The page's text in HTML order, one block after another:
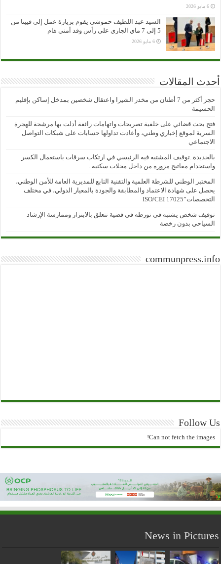
6 مايو 2026
السيد عبد اللطيف حموشي يقوم بزيارة عمل إلى فيينا من
5 إلى 7 ماي الجاري على رأس وفد أمني هام
6 مايو 2026
أحدث المقالات
حجز أكثر من 7 أطنان من مخدر الشيرا واعتقال شخصين بمدخل إساكن بإقليم
الحسيمة
فتح بحث قضائي على خلفية تصريحات واتهامات زائفة أدلت بها مرشحة للهجرة
السرية لموقع إخباري وطني، وأعادت تداولها حسابات على شبكات التواصل
الاجتماعي
بالجديدة..توقيف المشتبه فيه الرئيسي في ارتكاب سرقات باستعمال الكسر
واستخدام مفاتيح مزورة من داخل محلات سكنية..
المختبر الوطني للشرطة العلمية والتقنية التابع للمديرية العامة للأمن الوطني،
يحصل على شهادة الاعتماد والمطابقة والجودة بالمعيار الدولي، في مختلف
التخصصات”ISO/CEI 17025
توقيف شخص يشتبه في تورطه في قضية تتعلق بالابتزاز وممارسة الإرشاد
السياحي بدون رخصة
communpress.info
Follow Us
Can not fetch the images!
News in Pictures